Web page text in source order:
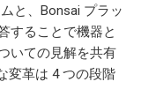
と、Bonsai プラッ
することで機器と
いての見解を共有
変革は 4 つの段階